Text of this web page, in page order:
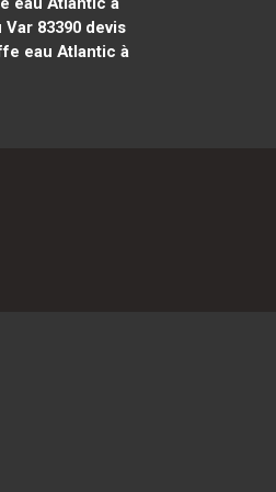
83390devis
eau Atlantic à